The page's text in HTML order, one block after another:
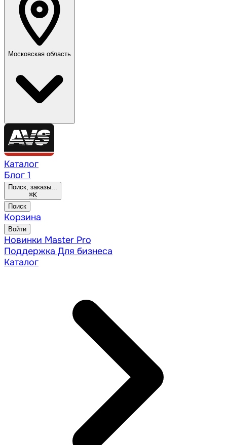
Московская область
Каталог
Блог 1
Поиск, заказы...
⌘K
Поиск
Корзина
Войти
Новинки Master Pro
Поддержка Для бизнеса
Каталог